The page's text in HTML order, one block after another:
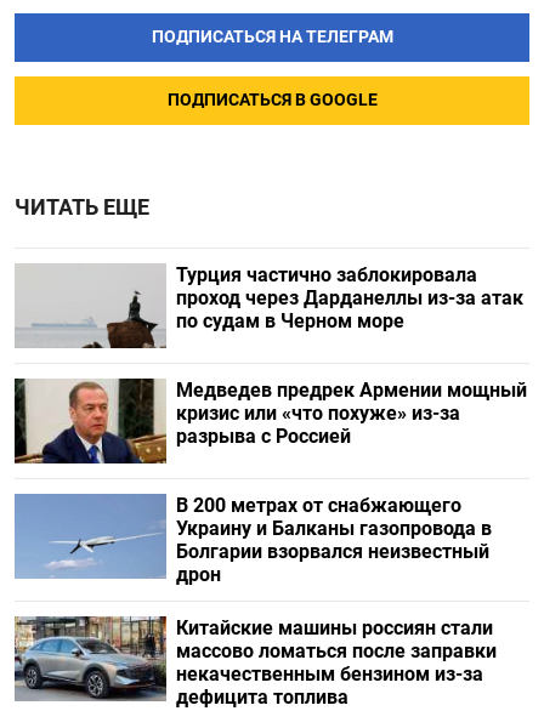
ПОДПИСАТЬСЯ НА ТЕЛЕГРАМ
ПОДПИСАТЬСЯ В GOOGLE
ЧИТАТЬ ЕЩЕ
Турция частично заблокировала
проход через Дарданеллы из-за атак
по судам в Черном море
Медведев предрек Армении мощный
кризис или «что похуже» из-за
разрыва с Россией
В 200 метрах от снабжающего
Украину и Балканы газопровода в
Болгарии взорвался неизвестный
дрон
Китайские машины россиян стали
массово ломаться после заправки
некачественным бензином из-за
дефицита топлива